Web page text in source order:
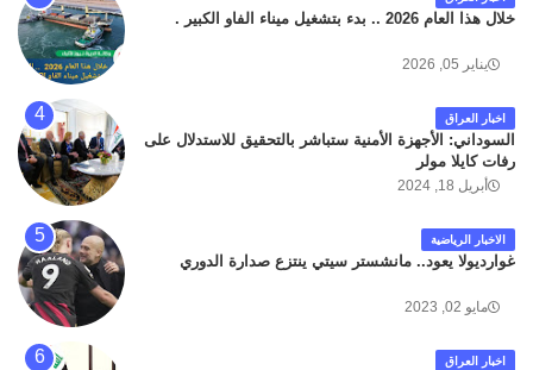
تابعة لشركة الهلال الماسكة لإعمار مطار البصرة الدولي .
سائلين الله عز وجل ان يتغمد الفقيد بواسع رحمته ، و انا
خلال هذا العام 2026 .. بدء بتشغيل ميناء الفاو الكبير .
يناير 05, 2026
اخبار العراق
السوداني: الأجهزة الأمنية ستباشر بالتحقيق للاستدلال على
رفات كايلا مولر
أبريل 18, 2024
الاخبار الرياضية
غوارديولا يعود.. مانشستر سيتي ينتزع صدارة الدوري
مايو 02, 2023
اخبار العراق